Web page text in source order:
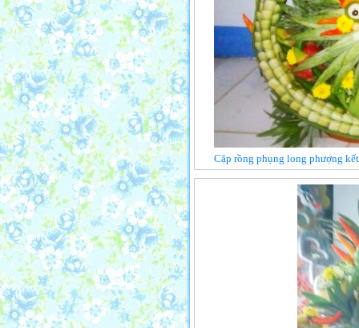
Cặp rồng phụng long phượng